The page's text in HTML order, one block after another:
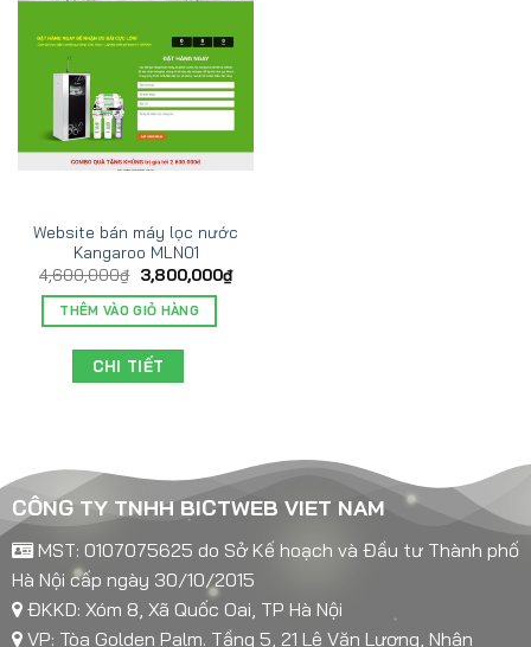
Website bán máy lọc nước
Kangaroo MLN01
4,600,000₫ 3,800,000₫
THÊM VÀO GIỎ HÀNG
CHI TIẾT
CÔNG TY TNHH BICTWEB VIET NAM
MST: 0107075625 do Sở Kế hoạch và Đầu tư Thành phố
Hà Nội cấp ngày 30/10/2015
ĐKKD: Xóm 8, Xã Quốc Oai, TP Hà Nội
VP: Tòa Golden Palm. Tầng 5, 21 Lê Văn Lương, Nhân